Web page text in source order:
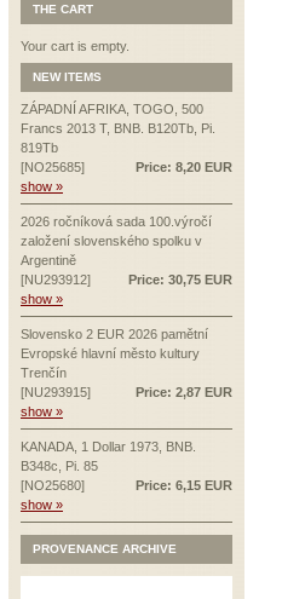
THE CART
Your cart is empty.
NEW ITEMS
ZÁPADNÍ AFRIKA, TOGO, 500
Francs 2013 T, BNB. B120Tb, Pi.
819Tb
Price: 8,20 EUR
[NO25685]
show »
2026 ročníková sada 100.výročí
založení slovenského spolku v
Argentině
Price: 30,75 EUR
[NU293912]
show »
Slovensko 2 EUR 2026 pamětní
Evropské hlavní město kultury
Trenčín
Price: 2,87 EUR
[NU293915]
show »
KANADA, 1 Dollar 1973, BNB.
B348c, Pi. 85
Price: 6,15 EUR
[NO25680]
show »
PROVENANCE ARCHIVE